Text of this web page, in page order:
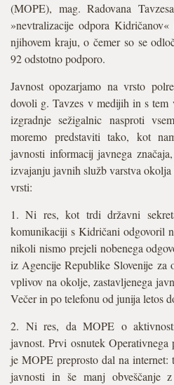
(MOPE), mag. Radovana
»nevtralizacije odpora
njihovem kraju, o čemer so se
92 odstotno podporo.
Javnost opozarjamo na vrsto
dovoli g. Tavzes v medijih in s tem
izgradnje sežigalnic nasproti
moremo predstaviti tako, kot
javnosti informacij javnega
izvajanju javnih služb varstva
vrsti:
1. Ni res, kot trdi državni
komunikaciji s Kidričani odgovoril
nikoli nismo prejeli nobenega
iz Agencije Republike Slovenije za
vplivov na okolje, zastavljenega
Večer in po telefonu od junija letos
2. Ni res, da MOPE o aktivnosti
javnost. Prvi osnutek
je MOPE preprosto dal na internet:
javnosti in še manj obveščanje